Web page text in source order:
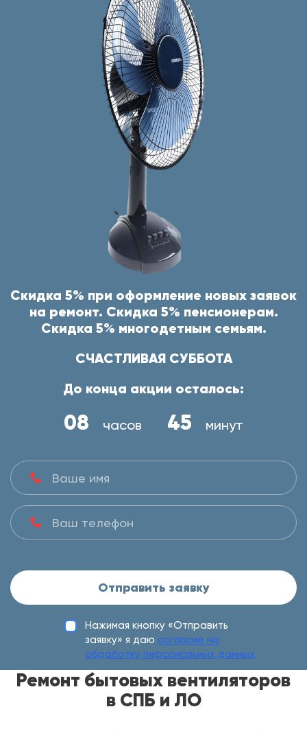
Скидка 5% при оформление новых заявок
на ремонт. Скидка 5% пенсионерам.
Скидка 5% многодетным семьям.
СЧАСТЛИВАЯ СУББОТА
До конца акции осталось:
08 часов 45 минут
Отправить заявку
Нажимая кнопку «Отправить
заявку» я даю согласие на
обработку персональных данных
Ремонт бытовых вентиляторов
в СПБ и ЛО